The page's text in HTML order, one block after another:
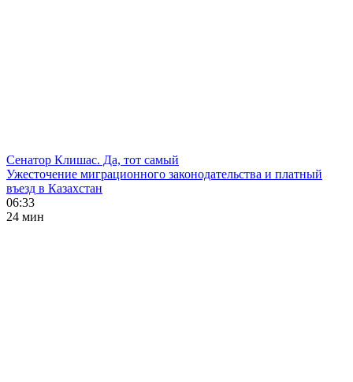
Сенатор Клишас. Да, тот самый
Ужесточение миграционного законодательства и платный
въезд в Казахстан
06:33
24 мин